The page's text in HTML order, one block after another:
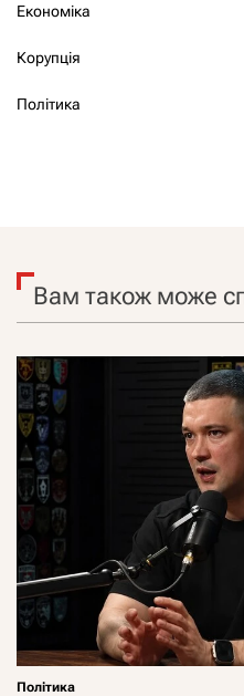
Економіка
Корупція
Політика
Вам також може
Політика